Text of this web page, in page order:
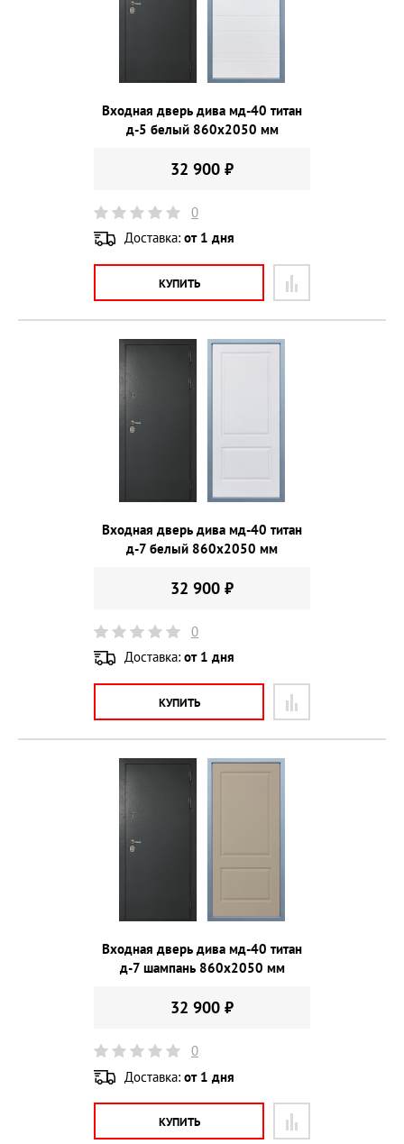
Входная дверь дива мд-40 титан
д-5 белый 860х2050 мм
32 900 ₽
0
Доставка: от 1 дня
КУПИТЬ
Входная дверь дива мд-40 титан
д-7 белый 860х2050 мм
32 900 ₽
0
Доставка: от 1 дня
КУПИТЬ
Входная дверь дива мд-40 титан
д-7 шампань 860х2050 мм
32 900 ₽
0
Доставка: от 1 дня
КУПИТЬ